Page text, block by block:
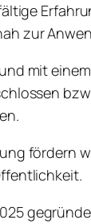
zur
mit
fördern